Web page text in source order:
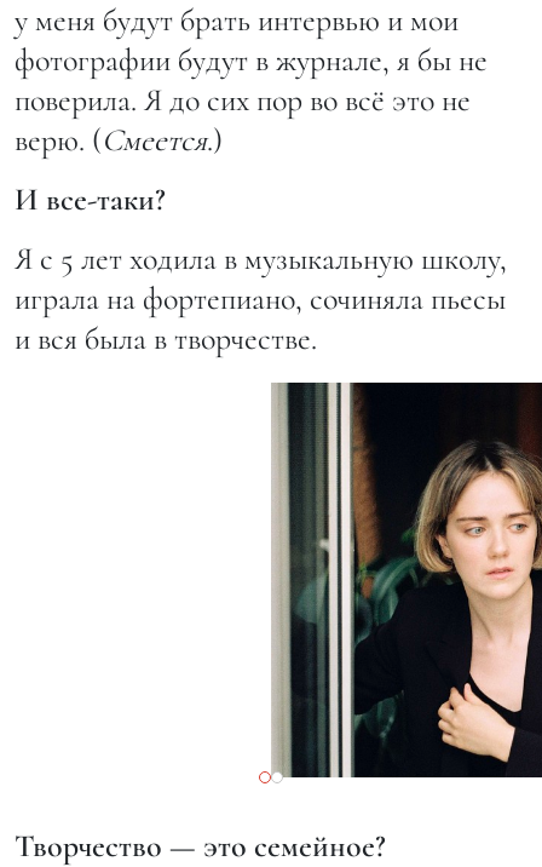
у меня будут брать интервью и мои
фотографии будут в журнале, я бы не
поверила. Я до сих пор во всё это не
верю. (Смеется.)
И все-таки?
Я с 5 лет ходила в музыкальную школу,
играла на фортепиано, сочиняла пьесы
и вся была в творчестве.
Творчество — это семейное?